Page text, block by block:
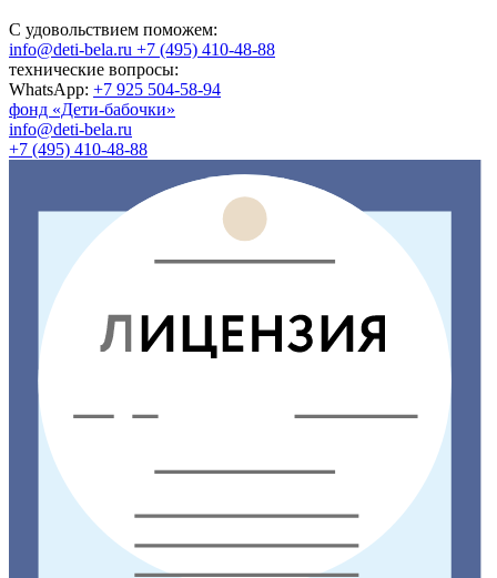
С удовольствием поможем:
info@deti-bela.ru +7 (495) 410-48-88
технические вопросы:
WhatsApp: +7 925 504-58-94
фонд «Дети-бабочки»
info@deti-bela.ru
+7 (495) 410-48-88